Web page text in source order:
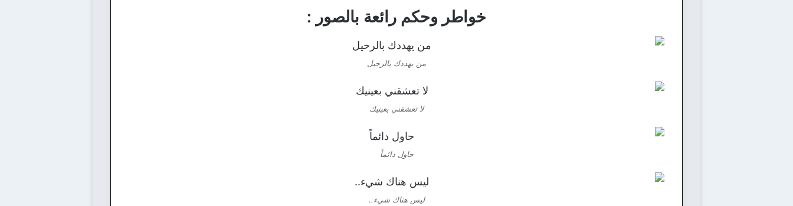
خواطر وحكم رائعة بالصور :
من يهددك بالرحيل
لا تعشقني بعينيك
حاول دائماً
ليس هناك شيء..